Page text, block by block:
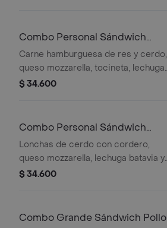
Combo Personal Sándwich
Burguer
Carne hamburguesa de res y cerdo,
queso mozzarella, tocineta, lechuga
Batavia, tomate, pepinillos, salsa BBQ
$ 34.600
Combo Personal Sándwich
Cordero
Lonchas de cerdo con cordero,
queso mozzarella, lechuga batavia y
salsa Qbano
$ 34.600
Combo Grande Sándwich Pollo